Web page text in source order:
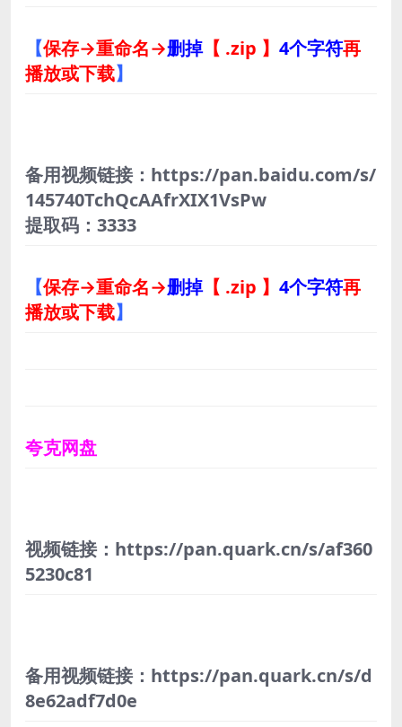
【保存→重命名→删掉【 .zip 】 4个字符再
播放或下载】
备用视频链接：https://pan.baidu.com/s/
145740TchQcAAfrXIX1VsPw
提取码：3333
【保存→重命名→删掉【 .zip 】 4个字符再
播放或下载】
夸克网盘
视频链接：https://pan.quark.cn/s/af360
5230c81
备用视频链接：https://pan.quark.cn/s/d
8e62adf7d0e